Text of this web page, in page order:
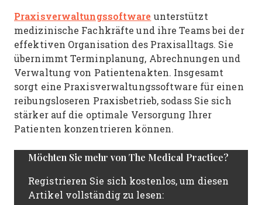
Praxisverwaltungssoftware unterstützt
medizinische Fachkräfte und ihre Teams bei der
effektiven Organisation des Praxisalltags. Sie
übernimmt Terminplanung, Abrechnungen und
Verwaltung von Patientenakten. Insgesamt
sorgt eine Praxisverwaltungssoftware für einen
reibungsloseren Praxisbetrieb, sodass Sie sich
stärker auf die optimale Versorgung Ihrer
Patienten konzentrieren können.
Möchten Sie mehr von The Medical Practice?
Registrieren Sie sich kostenlos, um diesen
Artikel vollständig zu lesen: